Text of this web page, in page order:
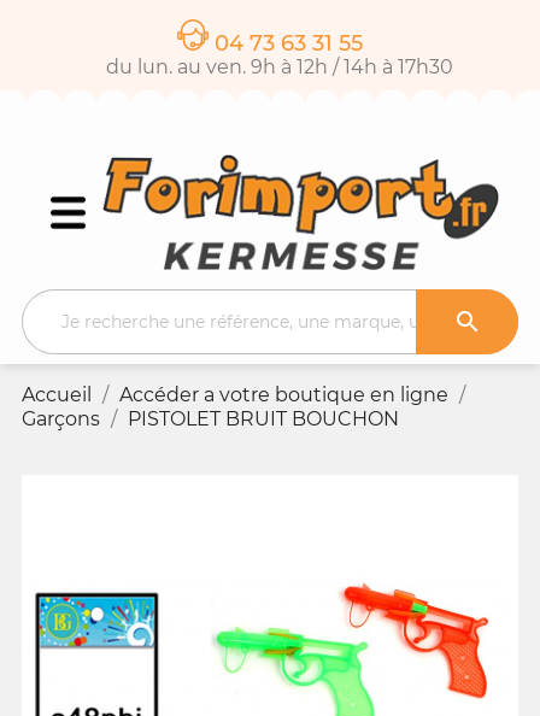
04 73 63 31 55
du lun. au ven. 9h à 12h / 14h à 17h30

Accueil
Accéder a votre boutique en ligne
Garçons
PISTOLET BRUIT BOUCHON